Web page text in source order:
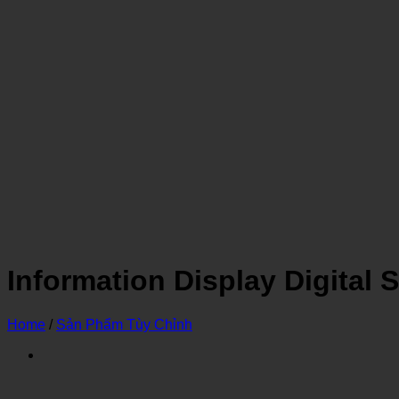
Information Display Digital
Home / Sản Phẩm Tùy Chỉnh